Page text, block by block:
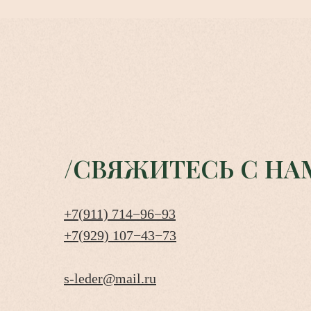
/СВЯЖИТЕСЬ С
+7(911) 714−96−93
+7(929) 107−43−73
s-leder@mail.ru